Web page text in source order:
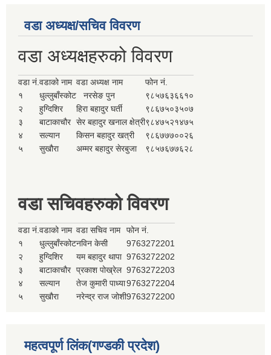
वडा अध्यक्ष/सचिव विवरण
वडा अध्यक्षहरुको विवरण
वडा नं. वडाको नाम वडा अध्यक्ष नाम
फोन नं.
१
धुल्लुबाँस्कोट नरसेङ पुन
९८५७६३६६१०
२
हुग्दिशिर हिरा बहादुर घर्ती
९८६७५०३५०७
३
बाटाकाचौर सेर बहादुर खनाल क्षेत्री९८४७५२१४७५
४
सल्यान किसन बहादुर खत्री
९८६७७७००२६
५
सुखौरा अम्मर बहादुर सेरबुजा ९८५७६७७६२८
वडा सचिवहरुको विवरण
वडा नं. वडाको नाम वडा सचिव नाम
फोन नं.
१
धुल्लुबाँस्कोटनविन केसी
9763272201
२
हुग्दिशिर यम बहादुर थापा 9763272202
३
बाटाकाचौर प्रकाश पोख्रेल 9763272203
४
सल्यान तेज कुमारी पाध्या9763272204
५
सुखौरा नरेन्द्र राज जोशी9763272200
महत्वपूर्ण लिंक(गण्डकी प्रदेश)